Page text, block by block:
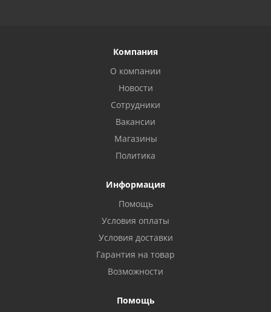
Компания
О компании
Новости
Сотрудники
Вакансии
Магазины
Политика
Информация
Помощь
Условия оплаты
Условия доставки
Гарантия на товар
Возможности
Помощь